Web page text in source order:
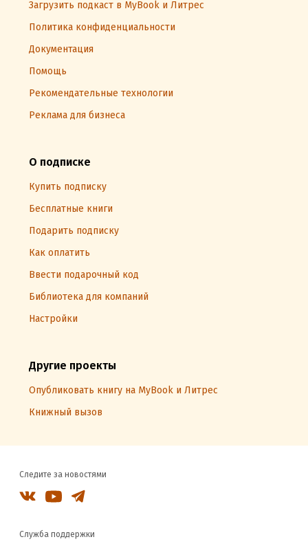
Загрузить подкаст в MyBook и Литрес
Политика конфиденциальности
Документация
Помощь
Рекомендательные технологии
Реклама для бизнеса
О подписке
Купить подписку
Бесплатные книги
Подарить подписку
Как оплатить
Ввести подарочный код
Библиотека для компаний
Настройки
Другие проекты
Опубликовать книгу на MyBook и Литрес
Книжный вызов
Следите за новостями
Служба поддержки